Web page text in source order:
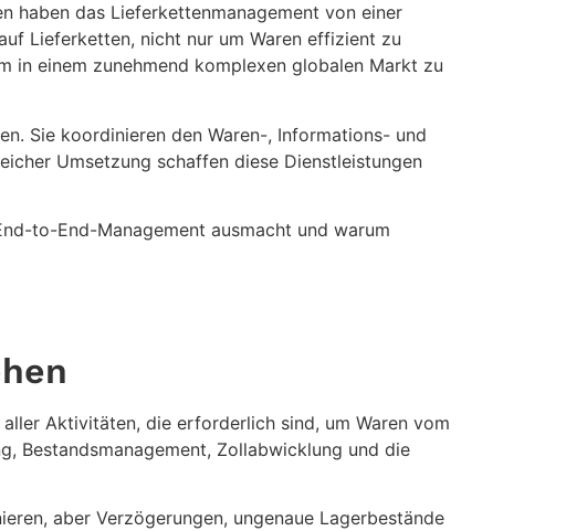
haben das Lieferkettenmanagement von einer
Lieferketten, nicht nur um Waren effizient zu
in einem zunehmend komplexen globalen Markt zu
Sie koordinieren den Waren-, Informations- und
Umsetzung schaffen diese Dienstleistungen
to-End-Management ausmacht und warum
Aktivitäten, die erforderlich sind, um Waren vom
Bestandsmanagement, Zollabwicklung und die
aber Verzögerungen, ungenaue Lagerbestände